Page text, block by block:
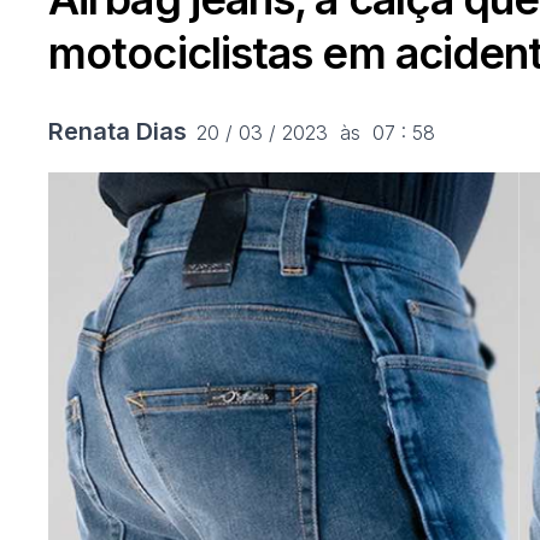
motociclistas em
Renata Dias 20 / 03 / 2023  às  07 : 58